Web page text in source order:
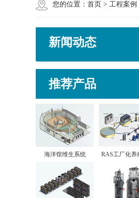
您的位置： 首页 > 工程案例
新闻动态
推荐产品
海洋馆维生系统 RAS工厂化养